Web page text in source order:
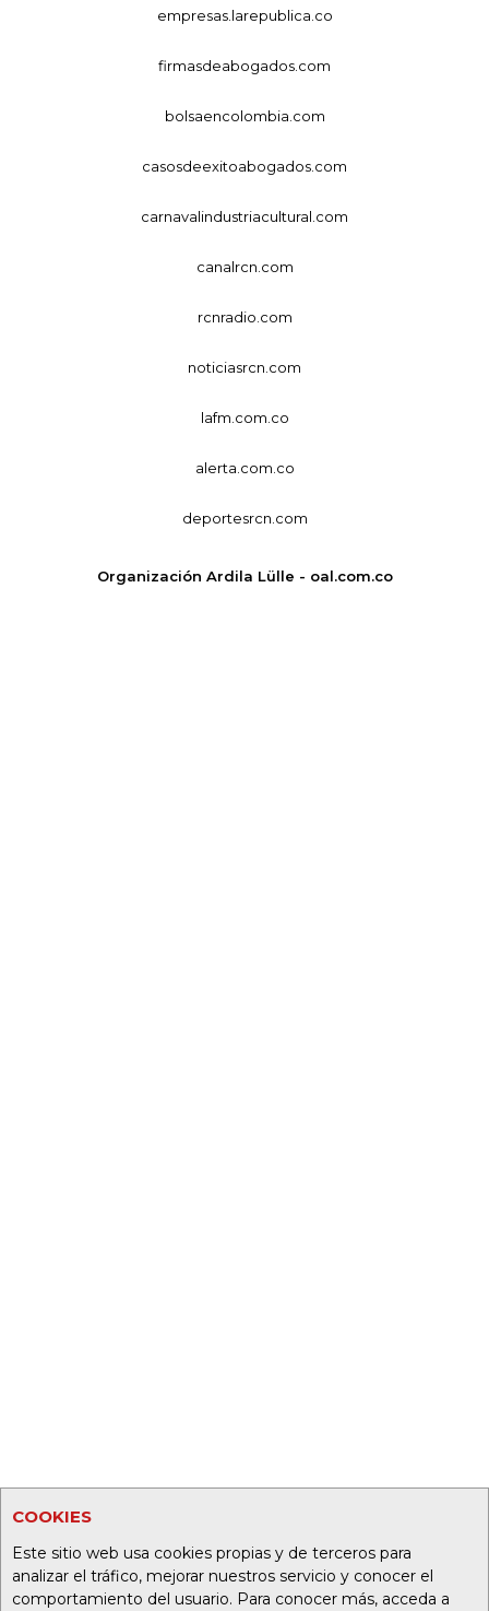
COOKIES
Este sitio web usa cookies propias y de terceros para
analizar el tráfico, mejorar nuestros servicio y conocer el
comportamiento del usuario. Para conocer más, acceda a
empresas.larepublica.co
firmasdeabogados.com
bolsaencolombia.com
casosdeexitoabogados.com
carnavalindustriacultural.com
canalrcn.com
rcnradio.com
noticiasrcn.com
lafm.com.co
alerta.com.co
deportesrcn.com
Organización Ardila Lülle - oal.com.co